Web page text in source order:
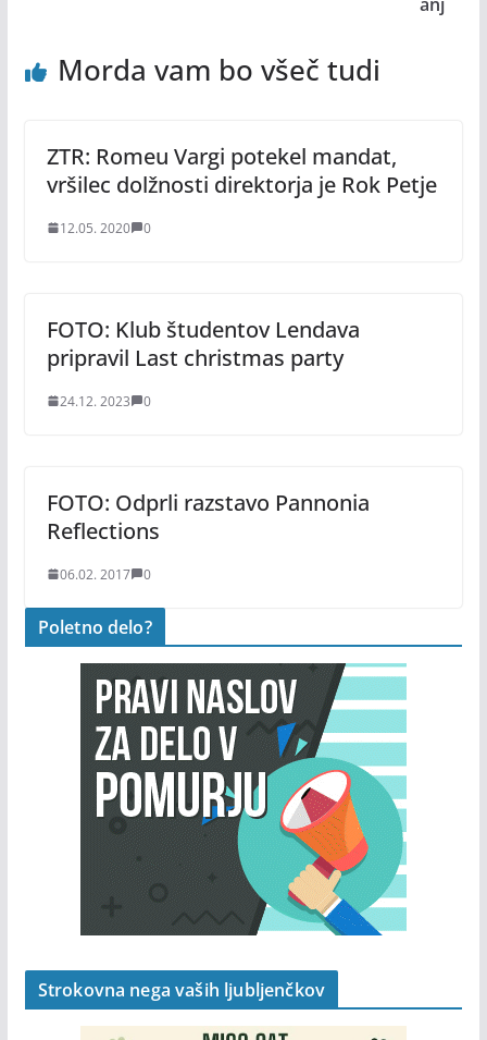
Morda vam bo všeč tudi
ZTR: Romeu Vargi potekel mandat,
vršilec dolžnosti direktorja je Rok Petje
12.05. 2020 0
FOTO: Klub študentov Lendava
pripravil Last christmas party
24.12. 2023 0
FOTO: Odprli razstavo Pannonia
Reflections
06.02. 2017 0
Poletno delo?
Strokovna nega vaših ljubljenčkov